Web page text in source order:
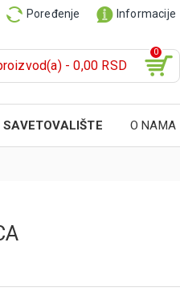
Poređenje Informacije
- 0,00 RSD
0
SAVETOVALIŠTE O NAMA